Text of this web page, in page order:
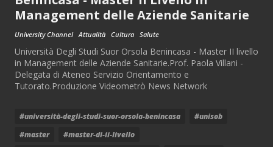
Management delle Aziende Sanitarie
University Channel Attualità Cultura Salute
Università Degli Studi Suor Orsola Benincasa - Master II livello
in Management delle Aziende Sanitarie.Prof. Paola Villani -
Delegata di Ateneo Servizio Orientamento e
Tutorato.Produzione Videometrò News Network
#università-degli-studi-suor-orsola-benincasa
#unisob
#master
#master-di-ii-livello